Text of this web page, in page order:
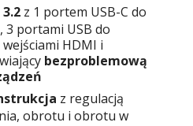
z 1 portem USB-C do
3 portami USB do
HDMI i
bezproblemową
z regulacją
obrotu i obrotu w